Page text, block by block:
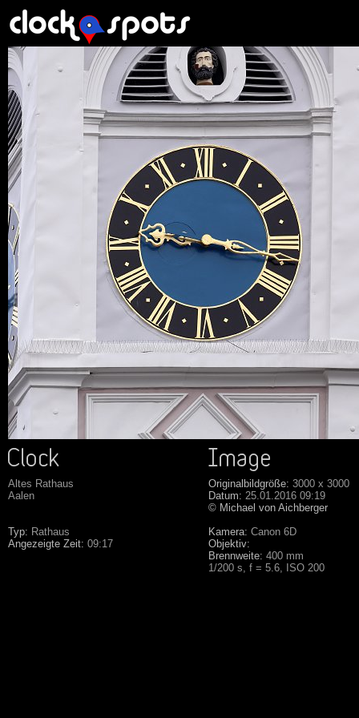
Altes Rathaus
Aalen
Typ: Rathaus
Angezeigte Zeit: 09:17
Originalbildgröße: 3000 x 3000
Datum: 25.01.2016 09:19
© Michael von Aichberger
Kamera: Canon 6D
Objektiv:
Brennweite: 400 mm
1/200 s, f = 5.6, ISO 200